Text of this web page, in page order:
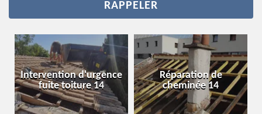
Intervention d'urgence
fuite toiture 14
Réparation de
cheminée 14